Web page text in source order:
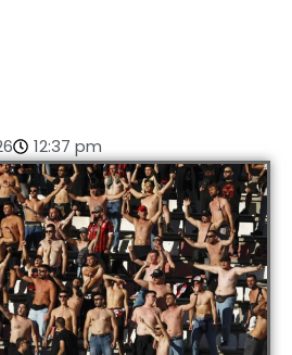
12:37 pm